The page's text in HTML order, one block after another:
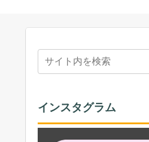
インスタグラム